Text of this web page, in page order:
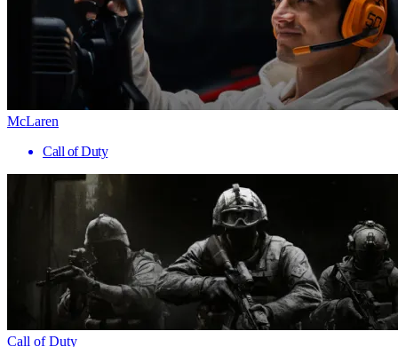
McLaren
Call of Duty
Call of Duty